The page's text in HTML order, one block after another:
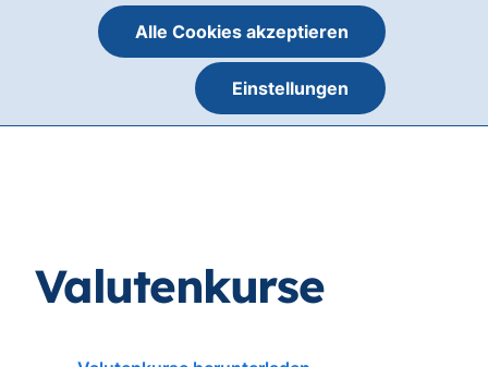
Alle Cookies akzeptieren
Einstellungen